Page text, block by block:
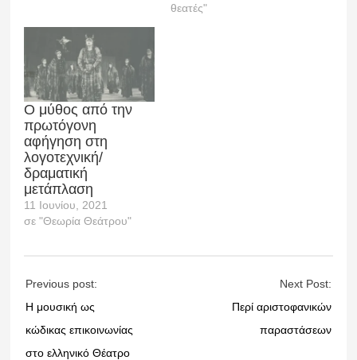
θεατές"
Ο μύθος από την
πρωτόγονη
αφήγηση στη
λογοτεχνική/
δραματική
μετάπλαση
11 Ιουνίου, 2021
σε "Θεωρία Θεάτρου"
Previous post:
Η μουσική ως
κώδικας επικοινωνίας
στο ελληνικό Θέατρο
Next Post:
Περί αριστοφανικών
παραστάσεων